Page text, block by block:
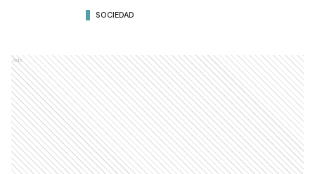
SOCIEDAD
Ads